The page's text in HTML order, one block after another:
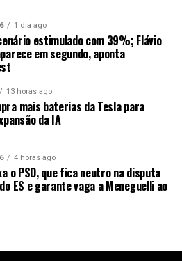
1 dia ago
estimulado com 39%; Flávio
em segundo, aponta
13 horas ago
mais baterias da Tesla para
da IA
4 horas ago
o PSD, que fica neutro na disputa
ES e garante vaga a Meneguelli ao